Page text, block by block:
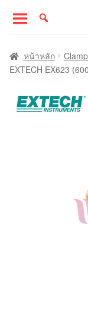
to
navigation
to
content
หน้าแรก
หน้าหลัก
EXTECH EX623